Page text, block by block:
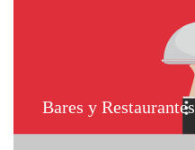
Bares y Restaurantes